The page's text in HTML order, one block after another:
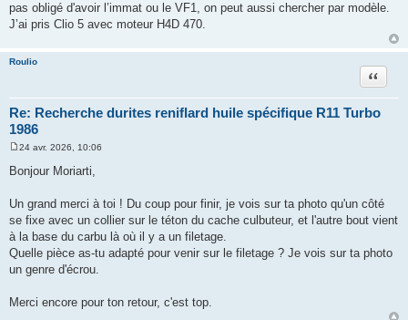
pas obligé d'avoir l’immat ou le VF1, on peut aussi chercher par modèle.
J’ai pris Clio 5 avec moteur H4D 470.
Roulio
Re: Recherche durites reniflard huile spécifique R11 Turbo
1986
Citation
s
g
e
24 avr. 2026, 10:06
Bonjour Moriarti,
Un grand merci à toi ! Du coup pour finir, je vois sur ta photo qu'un côté
se fixe avec un collier sur le téton du cache culbuteur, et l'autre bout vient
à la base du carbu là où il y a un filetage.
Quelle pièce as-tu adapté pour venir sur le filetage ? Je vois sur ta photo
un genre d'écrou.
Merci encore pour ton retour, c'est top.